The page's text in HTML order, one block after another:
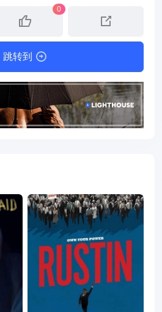
0
跳转到